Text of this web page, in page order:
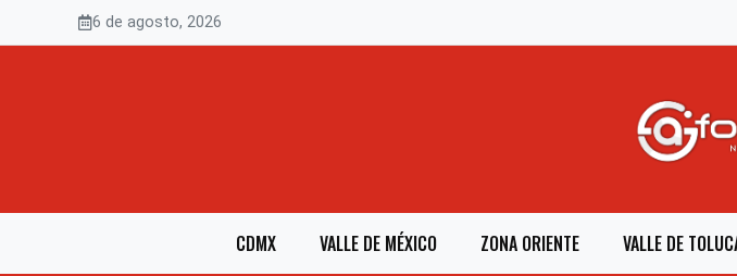
6 de agosto, 2026
CDMX VALLE DE MÉXICO ZONA ORIENTE VALLE DE